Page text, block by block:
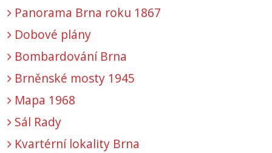
Panorama Brna roku 1867
Dobové plány
Bombardování Brna
Brněnské mosty 1945
Mapa 1968
Sál Rady
Kvartérní lokality Brna